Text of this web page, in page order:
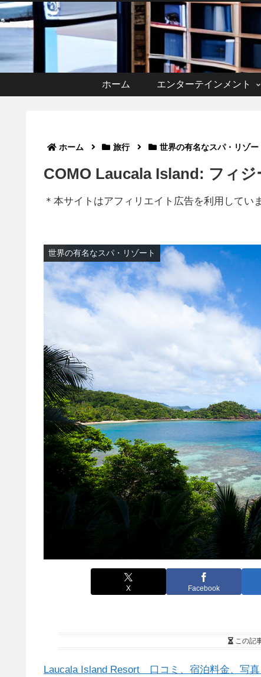
ホーム エンターテインメント
ホーム 旅行 世界の有名なスパ・リゾー
COMO Laucala Island: フィ
＊本サイトはアフィリエイト広告を利用してい
世界の有名なスパ・リゾート
X Facebook
この記
Laucala Island Resort 口コミ、宿泊料金、写真